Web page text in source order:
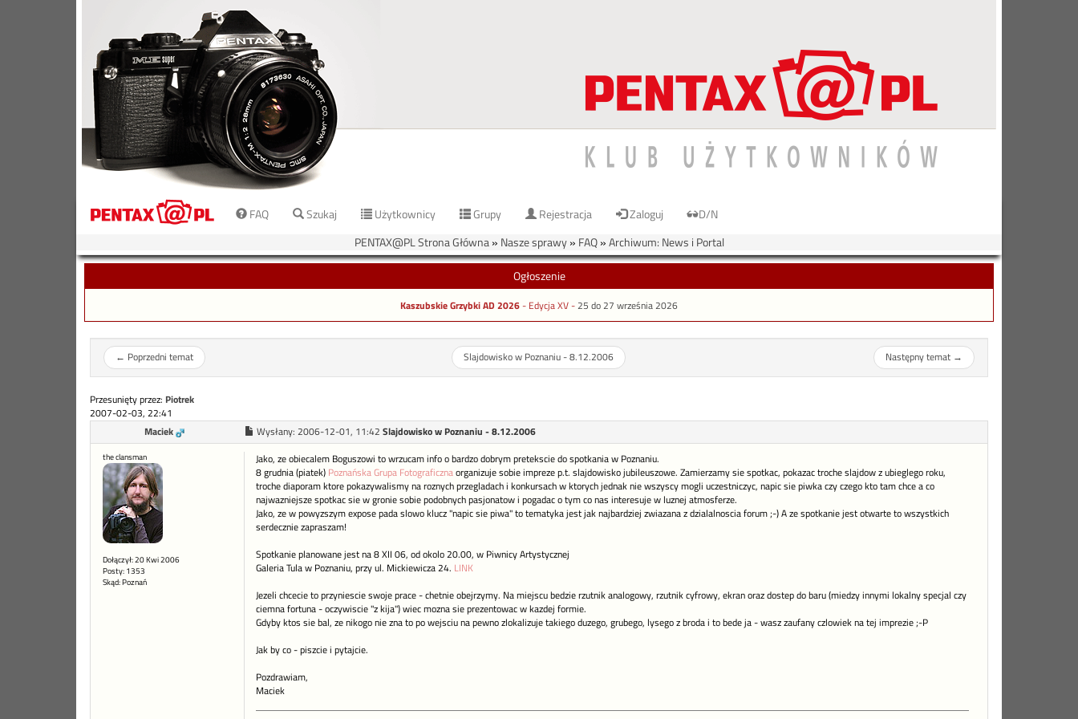
FAQ Szukaj Użytkownicy Grupy Rejestracja Zaloguj
D/N
PENTAX@PL Strona Główna» Nasze sprawy» FAQ»Archiwum: News i Portal
Ogłoszenie
Kaszubskie Grzybki AD 2026- Edycja XV -25 do 27 września 2026
← Poprzedni temat Slajdowisko w Poznaniu - 8.12.2006 Następny temat→
Przesunięty przez: Piotrek
2007-02-03, 22:41
Maciek
Wysłany: 2006-12-01, 11:42 Slajdowisko w Poznaniu - 8.12.2006
the clansman
Dołączył: 20 Kwi 2006
Posty: 1353
Skąd: Poznań
Jako, ze obiecalem Boguszowi to wrzucam info o bardzo dobrym pretekscie do spotkania w Poznaniu.
8 grudnia (piatek) Poznańska Grupa Fotograficznaorganizuje sobie impreze p.t. slajdowisko jubileuszowe. Zamierzamy sie spotkac, pokazac troche slajdow z ubieglego roku,
troche diaporam ktore pokazywalismy na roznych przegladach i konkursach w ktorych jednak nie wszyscy mogli uczestniczyc, napic sie piwka czy czego kto tam chce a co
najwazniejsze spotkac sie w gronie sobie podobnych pasjonatow i pogadac o tym co nas interesuje w luznej atmosferze.
Jako, ze w powyzszym expose pada slowo klucz "napic sie piwa" to tematyka jest jak najbardziej zwiazana z dzialalnoscia forum ;-) A ze spotkanie jest otwarte to wszystkich
serdecznie zapraszam!
Spotkanie planowane jest na 8 XII 06, od okolo 20.00, w Piwnicy Artystycznej
Galeria Tula w Poznaniu, przy ul. Mickiewicza 24. LINK
Jezeli chcecie to przyniescie swoje prace - chetnie obejrzymy. Na miejscu bedzie rzutnik analogowy, rzutnik cyfrowy, ekran oraz dostep do baru (miedzy innymi lokalny specjal czy
ciemna fortuna - oczywiscie "z kija") wiec mozna sie prezentowac w kazdej formie.
Gdyby ktos sie bal, ze nikogo nie zna to po wejsciu na pewno zlokalizuje takiego duzego, grubego, lysego z broda i to bede ja - wasz zaufany czlowiek na tej imprezie ;-P
Jak by co - piszcie i pytajcie.
Pozdrawiam,
Maciek